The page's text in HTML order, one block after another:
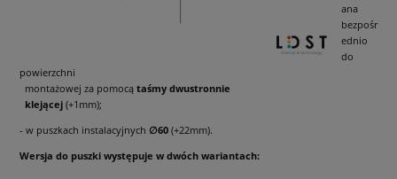
ana
bezpośr
ednio
do
powierzchni
montażowej za pomocą taśmy dwustronnie
klejącej (+1mm);
- w puszkach instalacyjnych ∅60 (+22mm).
Wersja do puszki występuje w dwóch wariantach: